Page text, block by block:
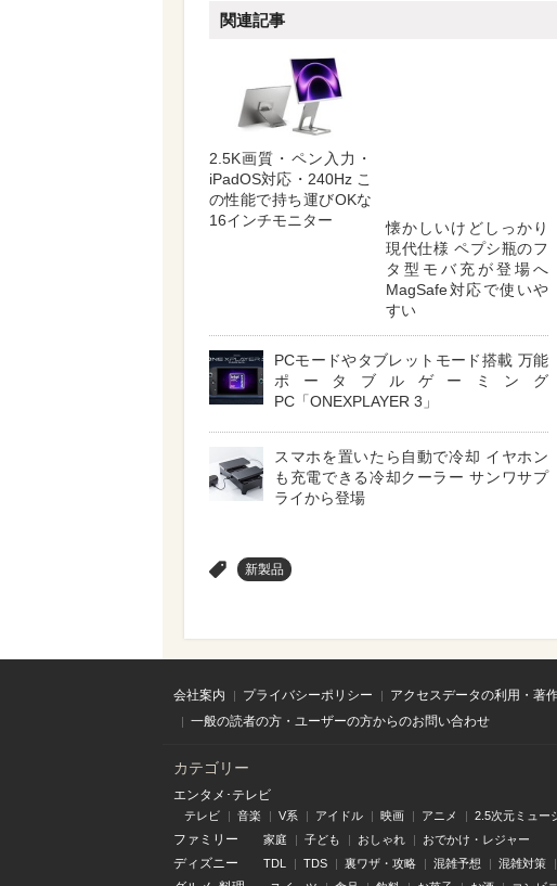
関連記事
2.5K画質・ペン入力・
iPadOS対応・240Hz こ
の性能で持ち運びOKな
16インチモニター
MagSafe対応で使いや
すい
PCモードやタブレットモード搭載 万能
ポータブルゲーミング
PC「ONEXPLAYER 3」
スマホを置いたら自動で冷却 イヤホン
も充電できる冷却クーラー サンワサプ
ライから登場
新製品
会社案内 プライバシーポリシー アクセスデータの利用・著
一般の読者の方・ユーザーの方からのお問い合わせ
カテゴリー
エンタメ･テレビ
テレビ 音楽 V系 アイドル 映画 アニメ 2.5次元ミュー
ファミリー 家庭 子ども おしゃれ おでかけ・レジャー
ディズニー TDL TDS 裏ワザ・攻略 混雑予想 混雑対策